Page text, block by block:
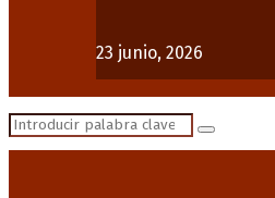
23 junio, 2026
Search
Search